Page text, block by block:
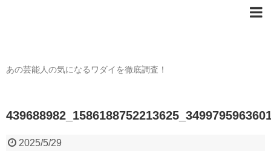
あの芸能人の気になるワダイを徹底調査！
2025/5/29